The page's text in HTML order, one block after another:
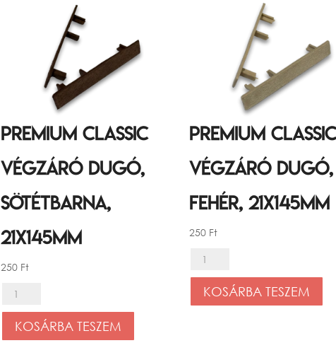
Premium Classic
végzáró dugó,
Sötétbarna,
21x145mm
250 Ft
Premium
Classic
végzáró
KOSÁRBA TESZEM
Premium Classic
végzáró dugó,
Fehér, 21x145mm
250 Ft
Premium
Classic
végzáró
KOSÁRBA TESZEM